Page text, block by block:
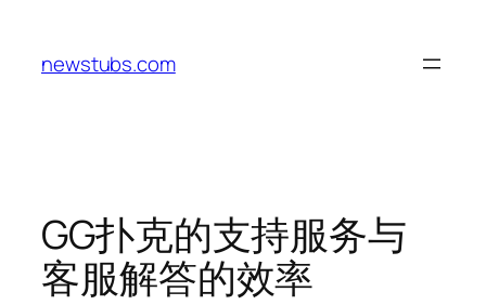
content
newstubs.com
GG扑克的支持服务与
客服解答的效率